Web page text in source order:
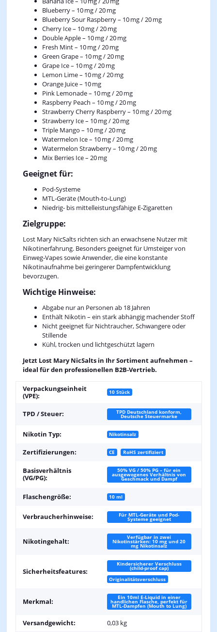
Blueberry – 10 mg / 20 mg
Blueberry Sour Raspberry – 10 mg / 20 mg
Cherry Ice – 10 mg / 20 mg
Double Apple – 10 mg / 20 mg
Fresh Mint – 10 mg / 20 mg
Green Grape – 10 mg / 20 mg
Grape Ice – 10 mg / 20 mg
Lemon Lime – 10 mg / 20 mg
Orange Juice – 10 mg
Pink Lemonade – 10 mg / 20 mg
Raspberry Peach – 10 mg / 20 mg
Strawberry Cherry Raspberry – 10 mg / 20 mg
Strawberry Ice – 10 mg / 20 mg
Triple Mango – 10 mg / 20 mg
Watermelon Ice – 10 mg / 20 mg
Watermelon Strawberry – 10 mg / 20 mg
Mix Berries Ice – 20 mg
Geeignet für:
Pod‑Systeme
MTL‑Geräte (Mouth‑to‑Lung)
Niedrig- bis mittelleistungsfähige E‑Zigaretten
Zielgruppe:
Lost Mary NicSalts richten sich an erwachsene Nutzer mit
Nikotinerfahrung. Besonders geeignet für Umsteiger von
Einweg‑Vapes sowie Anwender, die eine konstante
Nikotinaufnahme bei geringerer Dampfentwicklung
bevorzugen.
Wichtige Hinweise:
Abgabe nur an Personen ab 18 Jahren
Enthält Nikotin – ein stark abhängig machender Stoff
Nicht geeignet für Nichtraucher, Schwangere oder
Stillende
Kühl, trocken und lichtgeschützt lagern
Jetzt Lost Mary NicSalts in Ihr Sortiment aufnehmen –
ideal für den professionellen B2B‑Vertrieb.
Verpackungseinheit
(VPE):
10 Stück
TPD / Steuer: TPD Deutschland konform,
Deutsche Steuermarke
Nikotin Typ: Nikotinsalz
Zertifizierungen: CE RoHS zertifiziert
Basisverhältnis
(VG/PG):
50% VG / 50% PG – für ein
ausgewogenes Verhältnis von
Geschmack und Dampf
Flaschengröße: 10 ml
Verbraucherhinweise: Für MTL-Geräte und Pod-
Systeme geeignet
Nikotingehalt:
Verfügbar in zwei
Nikotinstärken: 10 mg und 20
mg Nikotinsalz
Sicherheitsfeatures:
Kindersicherer Verschluss
(child-proof cap)
Originalitätsverschluss
Merkmal:
Ein 10ml E-Liquid in einer
handlichen Flasche, perfekt für
MTL-Dampfen (Mouth to Lung)
Versandgewicht:
0,03 kg